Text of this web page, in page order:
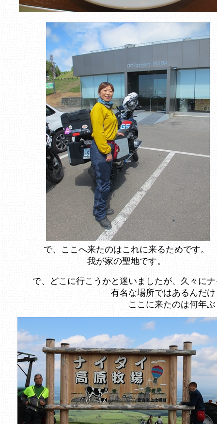
で、ここへ来たのはこれに来るためです。
我が家の聖地です。
で、どこに行こうかと迷いましたが、久々に
有名な場所ではあるんだ
ここに来たのは何年